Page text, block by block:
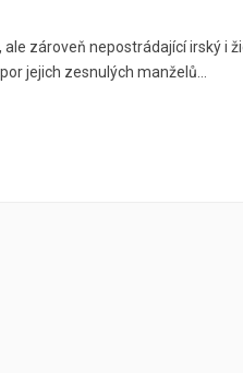
zároveň nepostrádající irský i
jejich zesnulých manželů…